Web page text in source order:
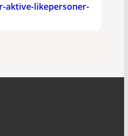
aktive-likepersoner-